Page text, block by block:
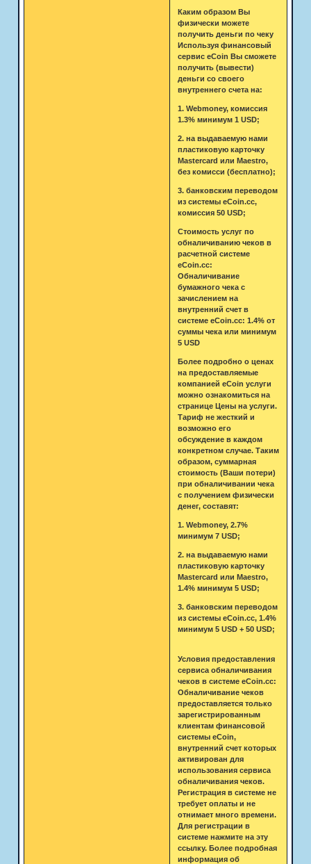
Каким образом Вы
физически можете
получить деньги по чеку
Используя финансовый
сервис eCoin Вы сможете
получить (вывести)
деньги со своего
внутреннего счета на:
1. Webmoney, комиссия
1.3% минимум 1 USD;
2. на выдаваемую нами
пластиковую карточку
Mastercard или Maestro,
без комисси (бесплатно);
3. банковским переводом
из системы eCoin.cc,
комиссия 50 USD;
Стоимость услуг по
обналичиванию чеков в
расчетной системе
eCoin.cc:
Обналичивание
бумажного чека с
зачислением на
внутренний счет в
системе eCoin.cc: 1.4% от
суммы чека или минимум
5 USD
Более подробно о ценах
на предоставляемые
компанией eCoin услуги
можно ознакомиться на
странице Цены на услуги.
Тариф не жесткий и
возможно его
обсуждение в каждом
конкретном случае. Таким
образом, суммарная
стоимость (Ваши потери)
при обналичивании чека
с получением физически
денег, составят:
1. Webmoney, 2.7%
минимум 7 USD;
2. на выдаваемую нами
пластиковую карточку
Mastercard или Maestro,
1.4% минимум 5 USD;
3. банковским переводом
из системы eCoin.cc, 1.4%
минимум 5 USD + 50 USD;
Условия предоставления
сервиса обналичивания
чеков в системе eCoin.cc:
Обналичивание чеков
предоставляется только
зарегистрированным
клиентам финансовой
системы eCoin,
внутренний счет которых
активирован для
использования сервиса
обналичивания чеков.
Регистрация в системе не
требует оплаты и не
отнимает много времени.
Для регистрации в
системе нажмите на эту
ссылку. Более подробная
информация об